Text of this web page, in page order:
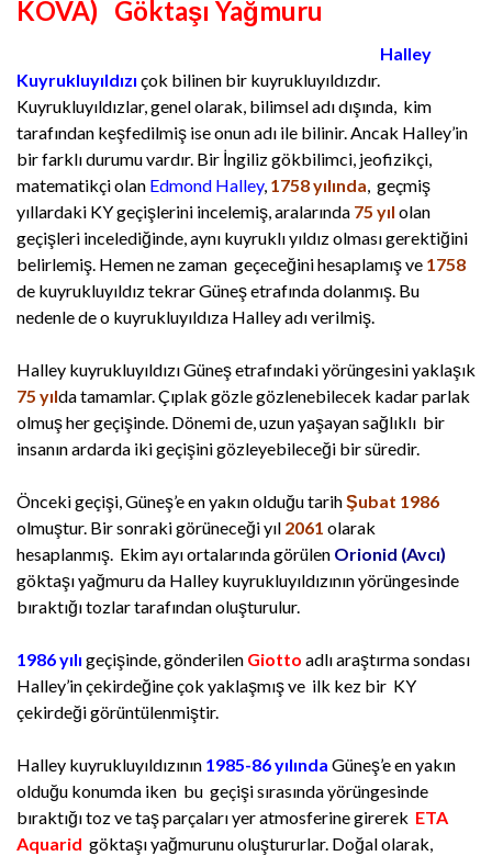
KOVA) Göktaşı Yağmuru
Halley
Kuyrukluyıldızı çok bilinen bir kuyrukluyıldızdır.
Kuyrukluyıldızlar, genel olarak, bilimsel adı dışında, kim
tarafından keşfedilmiş ise onun adı ile bilinir. Ancak Halley’in
bir farklı durumu vardır. Bir İngiliz gökbilimci, jeofizikçi,
matematikçi olan Edmond Halley, 1758 yılında, geçmiş
yıllardaki KY geçişlerini incelemiş, aralarında 75 yıl olan
geçişleri incelediğinde, aynı kuyruklı yıldız olması gerektiğini
belirlemiş. Hemen ne zaman geçeceğini hesaplamış ve 1758
de kuyrukluyıldız tekrar Güneş etrafında dolanmış. Bu
nedenle de o kuyrukluyıldıza Halley adı verilmiş.
Halley kuyrukluyıldızı Güneş etrafındaki yörüngesini yaklaşık
75 yılda tamamlar. Çıplak gözle gözlenebilecek kadar parlak
olmuş her geçişinde. Dönemi de, uzun yaşayan sağlıklı bir
insanın ardarda iki geçişini gözleyebileceği bir süredir.
Önceki geçişi, Güneş’e en yakın olduğu tarihŞubat 1986
olmuştur. Bir sonraki görüneceği yıl 2061 olarak
hesaplanmış. Ekim ayı ortalarında görülen Orionid (Avcı)
göktaşı yağmuru da Halley kuyrukluyıldızının yörüngesinde
bıraktığı tozlar tarafından oluşturulur.
1986 yılı geçişinde, gönderilen Giotto adlı araştırma sondası
Halley’in çekirdeğine çok yaklaşmış ve ilk kez bir KY
çekirdeği görüntülenmiştir.
Halley kuyrukluyıldızının 1985-86 yılında Güneş’e en yakın
olduğu konumda iken bu geçişi sırasında yörüngesinde
bıraktığı toz ve taş parçaları yer atmosferine girerek ETA
Aquarid göktaşı yağmurunu oluştururlar. Doğal olarak,